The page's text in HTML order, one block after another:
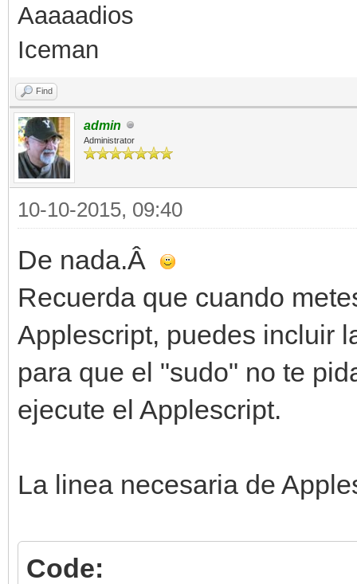
Aaaaadios
Iceman
Find
admin
Administrator
10-10-2015, 09:40
De nada.Â
Recuerda que cuando
Applescript, puedes incluir
para que el "sudo" no te
ejecute el Applescript.
La linea necesaria de
Code: